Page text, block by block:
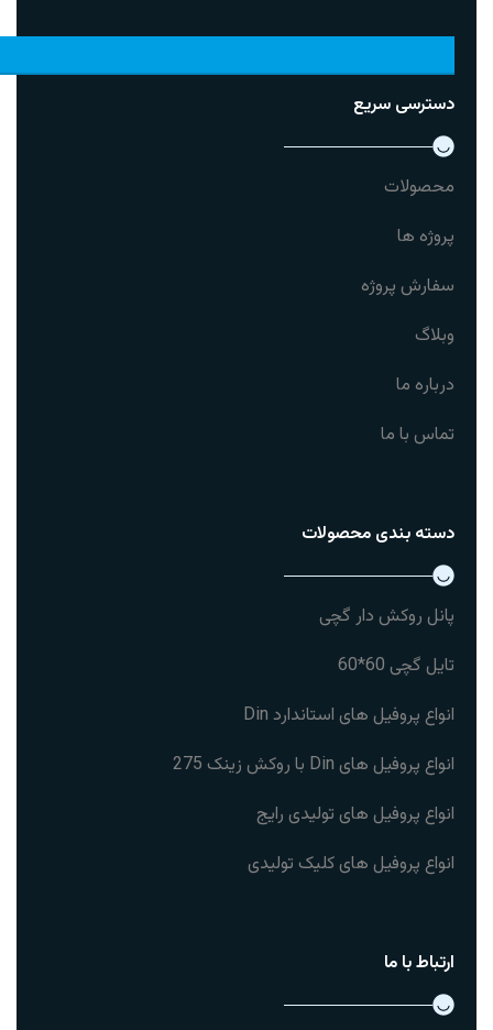
دسترسی سریع
محصولات
پروژه ها
سفارش پروژه
وبلاگ
درباره ما
تماس با ما
دسته بندی محصولات
پانل روکش دار گچی
تایل گچی 60*60
انواع پروفیل های استاندارد Din
انواع پروفیل های Din با روکش زینک 275
انواع پروفیل های تولیدی رایج
انواع پروفیل های کلیک تولیدی
ارتباط با ما